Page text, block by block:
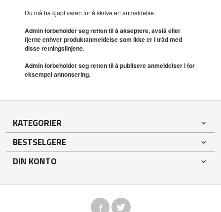
Du må ha kjøpt varen for å skrive en anmeldelse.
Admin forbeholder seg retten til å akseptere, avslå eller
fjerne enhver produktanmeldelse som ikke er i tråd med
disse retningslinjene.
Admin forbeholder seg retten til å publisere anmeldelser i for
eksempel annonsering.
KATEGORIER
BESTSELGERE
DIN KONTO